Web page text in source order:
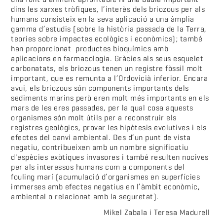
dins les xarxes tròfiques, l’interès dels briozous per als
humans consisteix en la seva aplicació a una àmplia
gamma d’estudis (sobre la història passada de la Terra,
teories sobre impactes ecològics i econòmics); també
han proporcionat productes bioquímics amb
aplicacions en farmacologia. Gràcies als seus esquelet
carbonatats, els briozous tenen un registre fòssil molt
important, que es remunta a l’Ordovicià inferior. Encara
avui, els briozous són components importants dels
sediments marins però eren molt més importants en els
mars de les eres passades, per la qual cosa aquests
organismes són molt útils per a reconstruir els
registres geològics, provar les hipòtesis evolutives i els
efectes del canvi ambiental. Des d’un punt de vista
negatiu, contribueixen amb un nombre significatiu
d'espècies exòtiques invasores i també resulten nocives
per als interessos humans com a components del
fouling marí (acumulació d’organismes en superfícies
immerses amb efectes negatius en l’àmbit econòmic,
ambiental o relacionat amb la seguretat).
Mikel Zabala i Teresa Madurell